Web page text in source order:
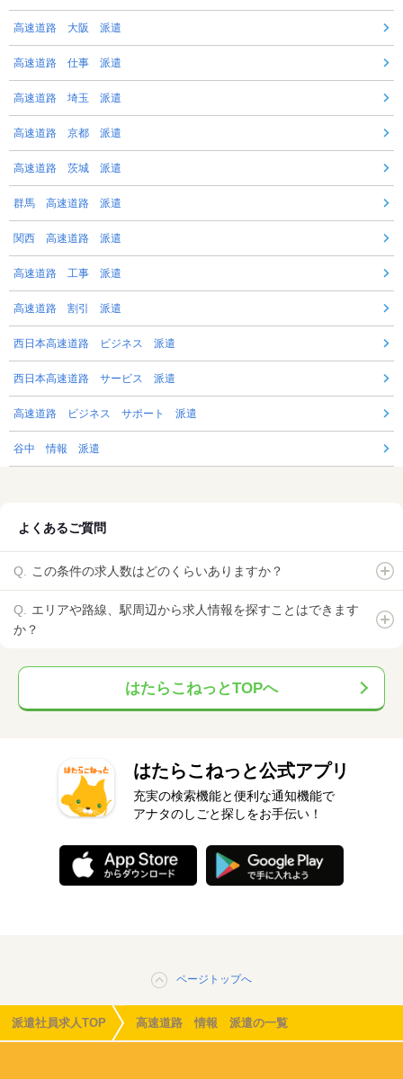
高速道路 大阪 派遣
高速道路 仕事 派遣
高速道路 埼玉 派遣
高速道路 京都 派遣
高速道路 茨城 派遣
群馬 高速道路 派遣
関西 高速道路 派遣
高速道路 工事 派遣
高速道路 割引 派遣
西日本高速道路 ビジネス 派遣
西日本高速道路 サービス 派遣
高速道路 ビジネス サポート 派遣
谷中 情報 派遣
よくあるご質問
この条件の求人数はどのくらいありますか？
エリアや路線、駅周辺から求人情報を探すことはできます
か？
はたらこねっとTOPへ
はたらこねっと公式アプリ
充実の検索機能と便利な通知機能で
アナタのしごと探しをお手伝い！
ページトップへ
派遣社員求人TOP 高速道路 情報 派遣の一覧